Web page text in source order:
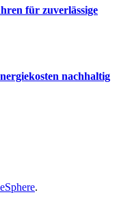
für zuverlässige
nachhaltig
.